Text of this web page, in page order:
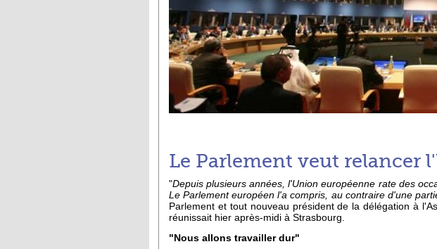
Le Parlement veut relancer
"Depuis plusieurs années, l'Union européenne rate des
Le Parlement européen l'a compris, au contraire d'une
Parlement et tout nouveau président de la délégation à
réunissait hier après-midi à Strasbourg.
"Nous allons travailler dur"